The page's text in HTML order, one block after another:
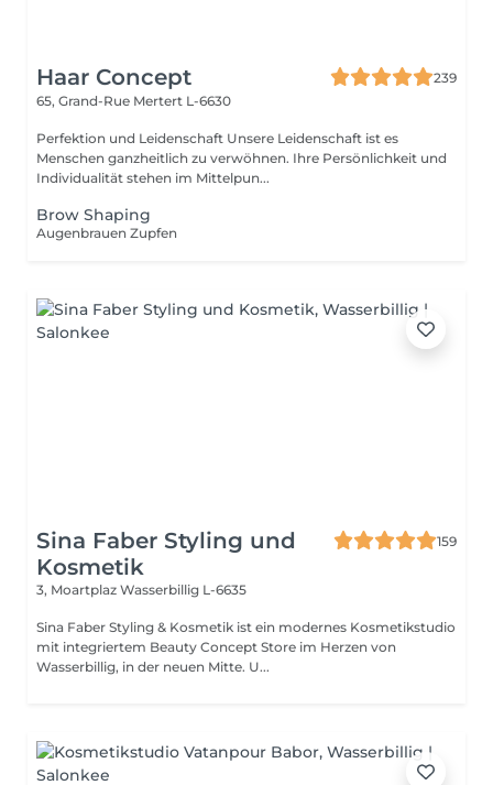
Haar Concept
239
65, Grand-Rue Mertert L-6630
Perfektion und Leidenschaft Unsere Leidenschaft ist es
Menschen ganzheitlich zu verwöhnen. Ihre Persönlichkeit und
Individualität stehen im Mittelpun...
Brow Shaping
Augenbrauen Zupfen
Sina Faber Styling und
Kosmetik
159
3, Moartplaz Wasserbillig L-6635
Sina Faber Styling & Kosmetik ist ein modernes Kosmetikstudio
mit integriertem Beauty Concept Store im Herzen von
Wasserbillig, in der neuen Mitte. U...